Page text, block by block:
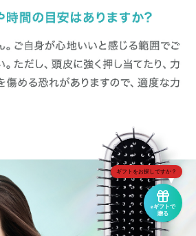
eギフトで
贈る
ギフトをお探しですか？